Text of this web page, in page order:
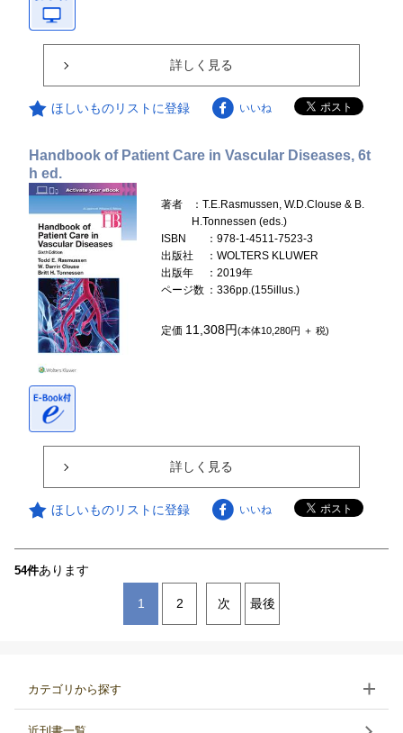
詳しく見る
ほしいものリストに登録 いいね
Handbook of Patient Care in Vascular Diseases, 6t
h ed.
著者
：T.E.Rasmussen, W.D.Clouse & B.
H.Tonnessen (eds.)
ISBN
：978-1-4511-7523-3
出版社
：WOLTERS KLUWER
出版年
：2019年
ページ数 ：336pp.(155illus.)
定価 11,308円(本体10,280円 ＋ 税)
詳しく見る
ほしいものリストに登録 いいね
54件あります
1 2 次 最後
カテゴリから探す